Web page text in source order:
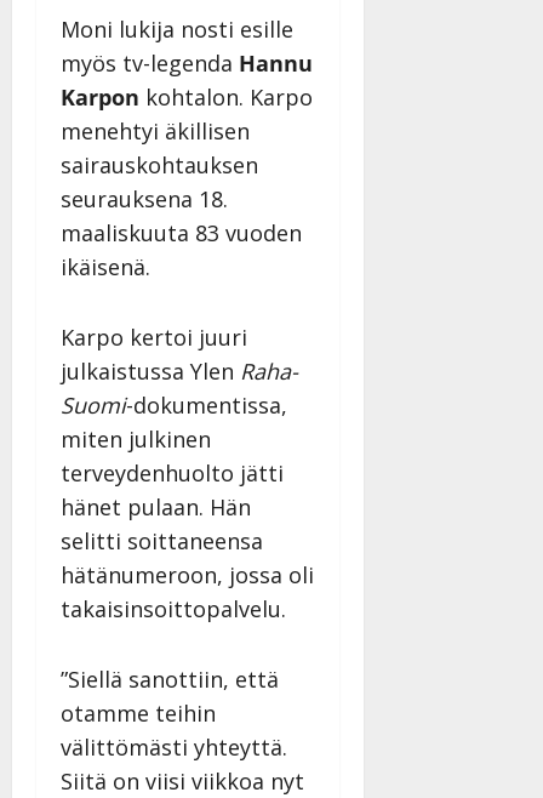
Moni lukija nosti esille
myös tv-legenda Hannu
Karpon kohtalon. Karpo
menehtyi äkillisen
sairauskohtauksen
seurauksena 18.
maaliskuuta 83 vuoden
ikäisenä.
Karpo kertoi juuri
julkaistussa Ylen Raha-
Suomi-dokumentissa,
miten julkinen
terveydenhuolto jätti
hänet pulaan. Hän
selitti soittaneensa
hätänumeroon, jossa oli
takaisinsoittopalvelu.
”Siellä sanottiin, että
otamme teihin
välittömästi yhteyttä.
Siitä on viisi viikkoa nyt